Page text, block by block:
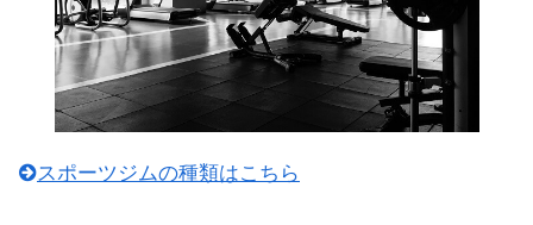
スポーツジムの種類はこちら